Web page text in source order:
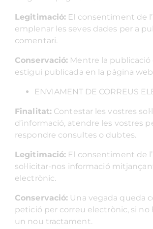
Legitimació: El consentiment de
emplenar les seves dades per a
comentari.
Conservació: Mentre la publicació
estigui publicada en la pàgina
ENVIAMENT DE CORREUS
Finalitat: Contestar les vostres
d’informació, atendre les vostres
respondre consultes o dubtes.
Legitimació: El consentiment de
sol·licitar-nos informació
electrònic.
Conservació: Una vegada queda
petició per correu electrònic, si no
un nou tractament.